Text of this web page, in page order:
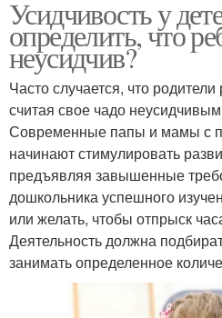
Усидчивость у
определить, что
неусидчив?
Часто случается, что
считая свое чадо
Современные папы и мамы с
начинают стимулировать
предъявляя завышенные
дошкольника успешного
или желать, чтобы отпрыск
Деятельность должна
занимать определенное